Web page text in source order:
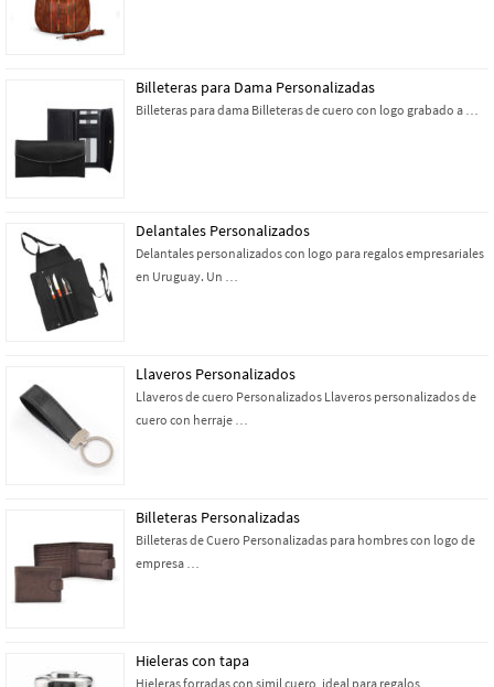
Billeteras para Dama Personalizadas
Billeteras para dama Billeteras de cuero con logo grabado a …
Delantales Personalizados
Delantales personalizados con logo para regalos empresariales
en Uruguay. Un …
Llaveros Personalizados
Llaveros de cuero Personalizados Llaveros personalizados de
cuero con herraje …
Billeteras Personalizadas
Billeteras de Cuero Personalizadas para hombres con logo de
empresa …
Hieleras con tapa
Hieleras forradas con simil cuero, ideal para regalos